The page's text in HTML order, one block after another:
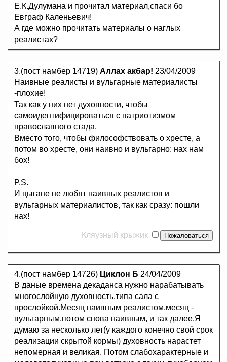
Е.К.Дулумана и прочитал материал,спаси бо
Евграф Каленьевич!
А где можно прочитать материалы о наглых
реалистах?
3.(пост намбер 14719) Аллах акбар! 23/04/2009
Наивные реалисты и вульгарные материалисты
-плохие!
Так как у них нет духовности, чтобы
самоидентифицироваться с патриотизмом
православного стада.
Вместо того, чтобы философствовать о хресте, а
потом во хресте, они наивно и вульгарно: нах нам
бох!
P.S.
И цыгане не любят наивных реалистов и
вульгарных материалистов, так как сразу: пошли
нах!
Кляузный крыжик
4.(пост намбер 14726) Циклон Б 24/04/2009
В даные времена декаданса нужно нарабатывать
многослойную духовность,типа сала с
прослойкой.Месяц наивным реалистом,месяц -
вульгарным,потом снова наивным, и так далее.Я
думаю за несколько лет(у каждого конечно свой срок
реализации скрытой кормы) духовность нарастет
непомерная и великая. Потом слабохарактерные и